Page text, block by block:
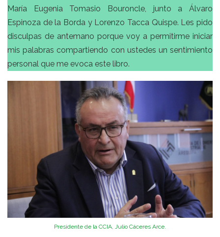
María Eugenia Tomasio Bouroncle, junto a Álvaro
Espinoza de la Borda y Lorenzo Tacca Quispe. Les pido
disculpas de antemano porque voy a permitirme iniciar
mis palabras compartiendo con ustedes un sentimiento
personal que me evoca este libro.
Presidente de la CCIA, Julio Cáceres Arce.